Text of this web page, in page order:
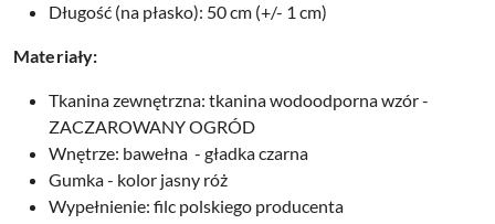
Długość (na płasko): 50 cm (+/- 1 cm)
Materiały:
Tkanina zewnętrzna: tkanina wodoodporna wzór -
ZACZAROWANY OGRÓD
Wnętrze: bawełna - gładka czarna
Gumka - kolor jasny róż
Wypełnienie: filc polskiego producenta